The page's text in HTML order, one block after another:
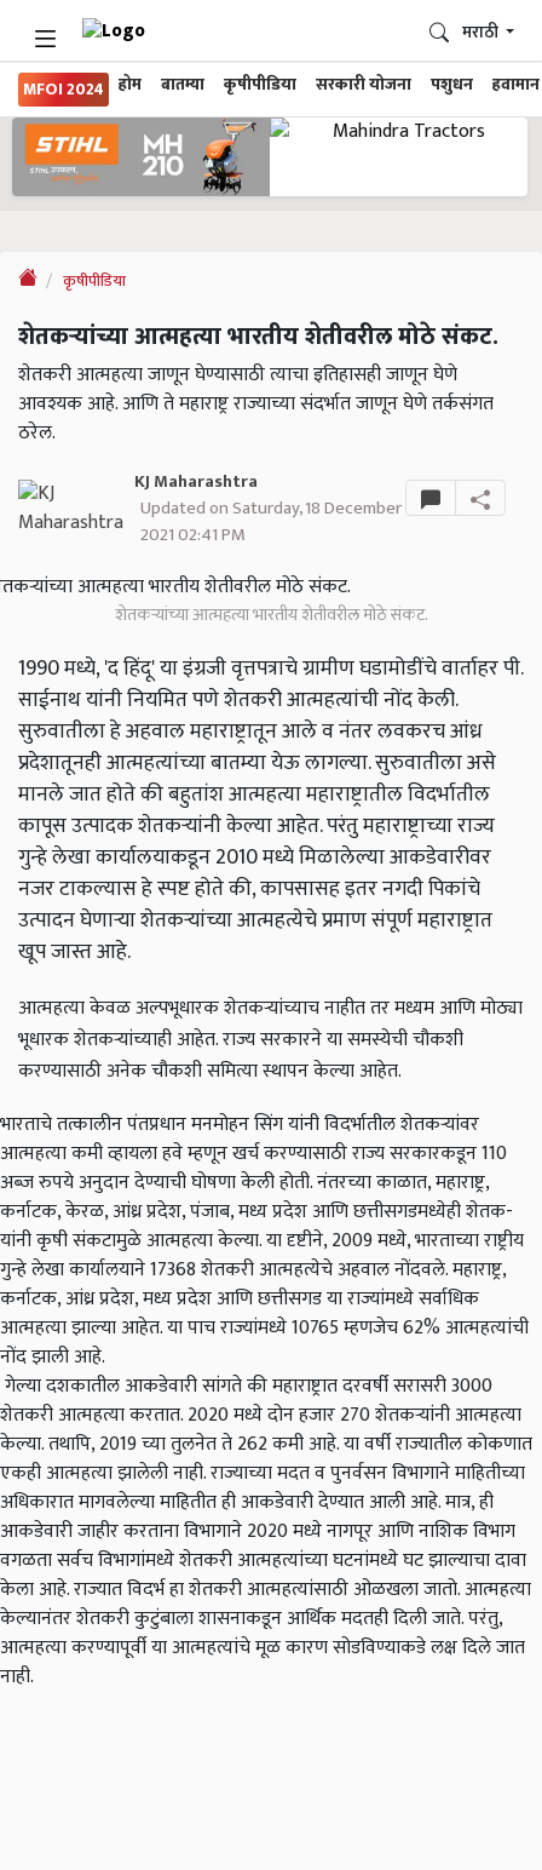
MFOI 2024 होम बातम्या कृषीपीडिया सरकारी योजना पशुधन हवामान
मराठी
कृषीपीडिया
शेतकऱ्यांच्या आत्महत्या भारतीय शेतीवरील मोठे संकट.
शेतकरी आत्महत्या जाणून घेण्यासाठी त्याचा इतिहासही जाणून घेणे
आवश्यक आहे. आणि ते महाराष्ट्र राज्याच्या संदर्भात जाणून घेणे तर्कसंगत
ठरेल.
KJ Maharashtra
Updated on Saturday, 18 December
2021 02:41 PM
शेतकऱ्यांच्या आत्महत्या भारतीय शेतीवरील मोठे संकट.
1990 मध्ये, 'द हिंदू' या इंग्रजी वृत्तपत्राचे ग्रामीण घडामोडींचे वार्ताहर पी.
साईनाथ यांनी नियमित पणे शेतकरी आत्महत्यांची नोंद केली.
सुरुवातीला हे अहवाल महाराष्ट्रातून आले व नंतर लवकरच आंध्र
प्रदेशातूनही आत्महत्यांच्या बातम्या येऊ लागल्या. सुरुवातीला असे
मानले जात होते की बहुतांश आत्महत्या महाराष्ट्रातील विदर्भातील
कापूस उत्पादक शेतकऱ्यांनी केल्या आहेत. परंतु महाराष्ट्राच्या राज्य
गुन्हे लेखा कार्यालयाकडून 2010 मध्ये मिळालेल्या आकडेवारीवर
नजर टाकल्यास हे स्पष्ट होते की, कापसासह इतर नगदी पिकांचे
उत्पादन घेणाऱ्या शेतकऱ्यांच्या आत्महत्येचे प्रमाण संपूर्ण महाराष्ट्रात
खूप जास्त आहे.
आत्महत्या केवळ अल्पभूधारक शेतकऱ्यांच्याच नाहीत तर मध्यम आणि मोठ्या
भूधारक शेतकऱ्यांच्याही आहेत. राज्य सरकारने या समस्येची चौकशी
करण्यासाठी अनेक चौकशी समित्या स्थापन केल्या आहेत.
भारताचे तत्कालीन पंतप्रधान मनमोहन सिंग यांनी विदर्भातील शेतकऱ्यांवर
आत्महत्या कमी व्हायला हवे म्हणून खर्च करण्यासाठी राज्य सरकारकडून 110
अब्ज रुपये अनुदान देण्याची घोषणा केली होती. नंतरच्या काळात, महाराष्ट्र,
कर्नाटक, केरळ, आंध्र प्रदेश, पंजाब, मध्य प्रदेश आणि छत्तीसगडमध्येही शेतक-
यांनी कृषी संकटामुळे आत्महत्या केल्या. या दृष्टीने, 2009 मध्ये, भारताच्या राष्ट्रीय
गुन्हे लेखा कार्यालयाने 17368 शेतकरी आत्महत्येचे अहवाल नोंदवले. महाराष्ट्र,
कर्नाटक, आंध्र प्रदेश, मध्य प्रदेश आणि छत्तीसगड या राज्यांमध्ये सर्वाधिक
आत्महत्या झाल्या आहेत. या पाच राज्यांमध्ये 10765 म्हणजेच 62% आत्महत्यांची
नोंद झाली आहे.
गेल्या दशकातील आकडेवारी सांगते की महाराष्ट्रात दरवर्षी सरासरी 3000
शेतकरी आत्महत्या करतात. 2020 मध्ये दोन हजार 270 शेतकऱ्यांनी आत्महत्या
केल्या. तथापि, 2019 च्या तुलनेत ते 262 कमी आहे. या वर्षी राज्यातील कोकणात
एकही आत्महत्या झालेली नाही. राज्याच्या मदत व पुनर्वसन विभागाने माहितीच्या
अधिकारात मागवलेल्या माहितीत ही आकडेवारी देण्यात आली आहे. मात्र, ही
आकडेवारी जाहीर करताना विभागाने 2020 मध्ये नागपूर आणि नाशिक विभाग
वगळता सर्वच विभागांमध्ये शेतकरी आत्महत्यांच्या घटनांमध्ये घट झाल्याचा दावा
केला आहे. राज्यात विदर्भ हा शेतकरी आत्महत्यांसाठी ओळखला जातो. आत्महत्या
केल्यानंतर शेतकरी कुटुंबाला शासनाकडून आर्थिक मदतही दिली जाते. परंतु,
आत्महत्या करण्यापूर्वी या आत्महत्यांचे मूळ कारण सोडविण्याकडे लक्ष दिले जात
नाही.